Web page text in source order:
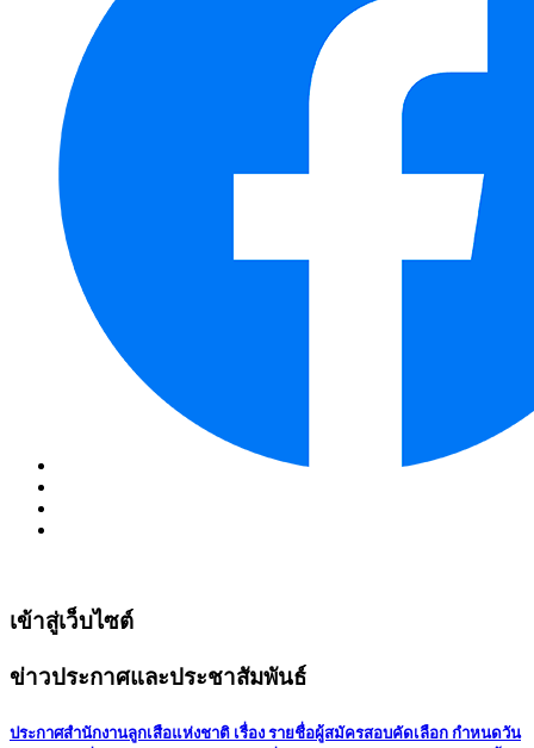
เข้าสู่เว็บไซต์
ข่าวประกาศและประชาสัมพันธ์
ประกาศสำนักงานลูกเสือแห่งชาติ เรื่อง รายชื่อผู้สมัครสอบคัดเลือก กำหนดวัน